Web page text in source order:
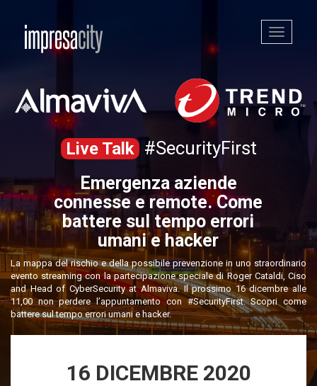
Toggle
Live Talk #SecurityFirst
Emergenza aziende
connesse e remote. Come
battere sul tempo errori
umani e hacker
La mappa del rischio e della possibile prevenzione in uno straordinario
evento streaming con la partecipazione speciale di Roger Cataldi, Ciso
and Head of CyberSecurity at Almaviva. Il prossimo 16 dicembre alle
11,00 non perdere l’appuntamento con #SecurityFirst. Scopri come
battere sul tempo errori umani e hacker.
16 DICEMBRE 2020